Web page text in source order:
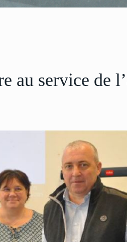
au service de